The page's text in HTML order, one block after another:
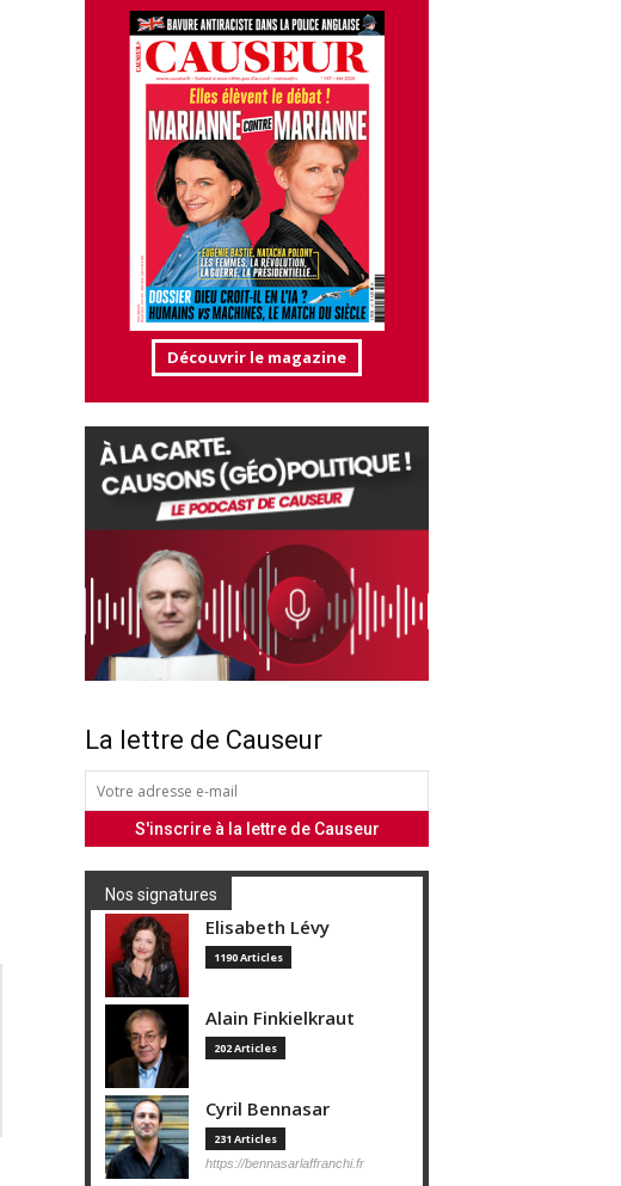
Découvrir le magazine
La lettre de Causeur
Nos signatures
Elisabeth Lévy
1190 Articles
Alain Finkielkraut
202 Articles
Cyril Bennasar
231 Articles
https://bennasarlaffranchi.fr